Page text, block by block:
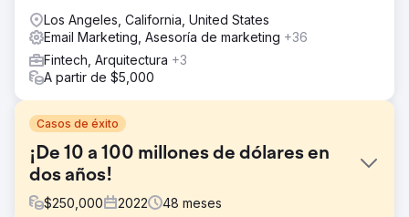
Los Angeles, California, United States
Email Marketing, Asesoría de marketing +36
Fintech, Arquitectura +3
A partir de $5,000
Casos de éxito
¡De 10 a 100 millones de dólares en
dos años!
$250,000 2022 48 meses